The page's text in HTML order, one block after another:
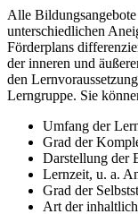
Alle
unterschiedlichen
Förderplans
der inneren und
den
Lerngruppe. Sie
Umfang der
Grad der
Darstellung der
Lernzeit, u. a.
Grad der
Art der